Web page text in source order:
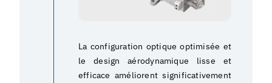
La configuration optique optimisée et
le design aérodynamique lisse et
efficace améliorent significativement